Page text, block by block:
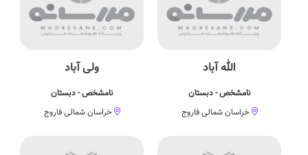
الله آباد
نامشخص - دبستان
خراسان شمالی فاروج
ولی آباد
نامشخص - دبستان
خراسان شمالی فاروج